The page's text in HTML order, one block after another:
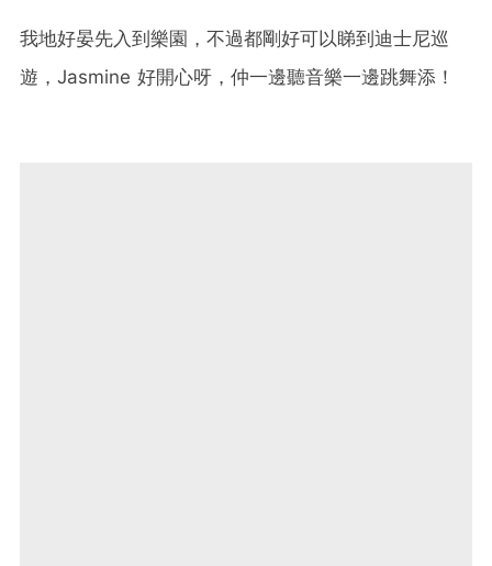
我地好晏先入到樂園，不過都剛好可以睇到迪士尼巡
遊，Jasmine 好開心呀，仲一邊聽音樂一邊跳舞添！